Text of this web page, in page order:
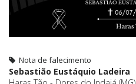
Nota de falecimento
Sebastião Eustáquio Ladeira